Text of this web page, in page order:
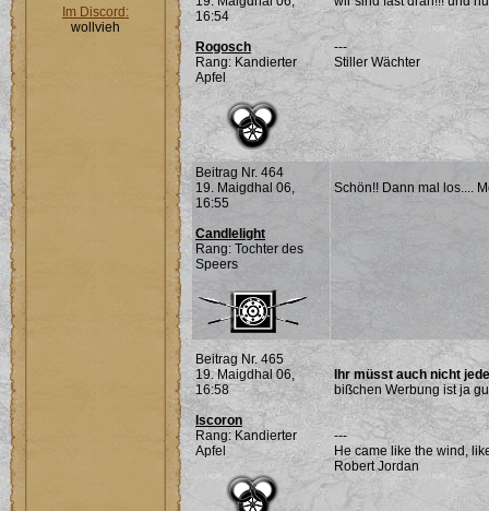
Im Discord:
wollvieh
16:54
Rogosch
Rang: Kandierter
Apfel
---
Stiller Wächter
Beitrag Nr. 464
19. Maigdhal 06,
16:55
Candlelight
Rang: Tochter des
Speers
Schön!! Dann mal los....
Beitrag Nr. 465
19. Maigdhal 06,
16:58
Iscoron
Rang: Kandierter
Apfel
Ihr müsst auch nicht
bißchen Werbung ist ja
---
He came like the wind,
Robert Jordan